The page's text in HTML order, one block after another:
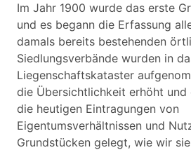
Im Jahr 1900 wurde das erste
und es begann die Erfassung
damals bereits bestehenden
Siedlungsverbände wurden in
Liegenschaftskataster
die Übersichtlichkeit erhöht und
die heutigen Eintragungen von
Eigentumsverhältnissen und
Grundstücken gelegt, wie wir